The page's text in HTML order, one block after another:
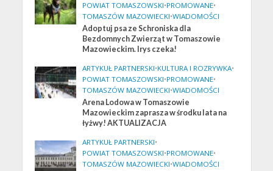
POWIAT TOMASZOWSKI•PROMOWANE•
TOMASZÓW MAZOWIECKI•WIADOMOŚCI
Adoptuj psa ze Schroniska dla
Bezdomnych Zwierząt w Tomaszowie
Mazowieckim. Irys czeka!
ARTYKUŁ PARTNERSKI•KULTURA I ROZRYWKA•
POWIAT TOMASZOWSKI•PROMOWANE•
TOMASZÓW MAZOWIECKI•WIADOMOŚCI
Arena Lodowa w Tomaszowie
Mazowieckim zaprasza w środku lata na
łyżwy! AKTUALIZACJA
ARTYKUŁ PARTNERSKI•
POWIAT TOMASZOWSKI•PROMOWANE•
TOMASZÓW MAZOWIECKI•WIADOMOŚCI